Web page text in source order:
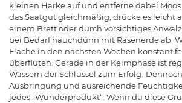
kleinen Harke auf und entferne dabei
das Saatgut gleichmäßig, drücke es leicht
einem Brett oder durch vorsichtiges
bei Bedarf hauchdünn mit Rasenerde ab.
Fläche in den nächsten Wochen konstant
überfluten. Gerade in der Keimphase ist
Wässern der Schlüssel zum Erfolg.
Ausbringung und ausreichende
jedes „Wunderprodukt“. Wenn du diese